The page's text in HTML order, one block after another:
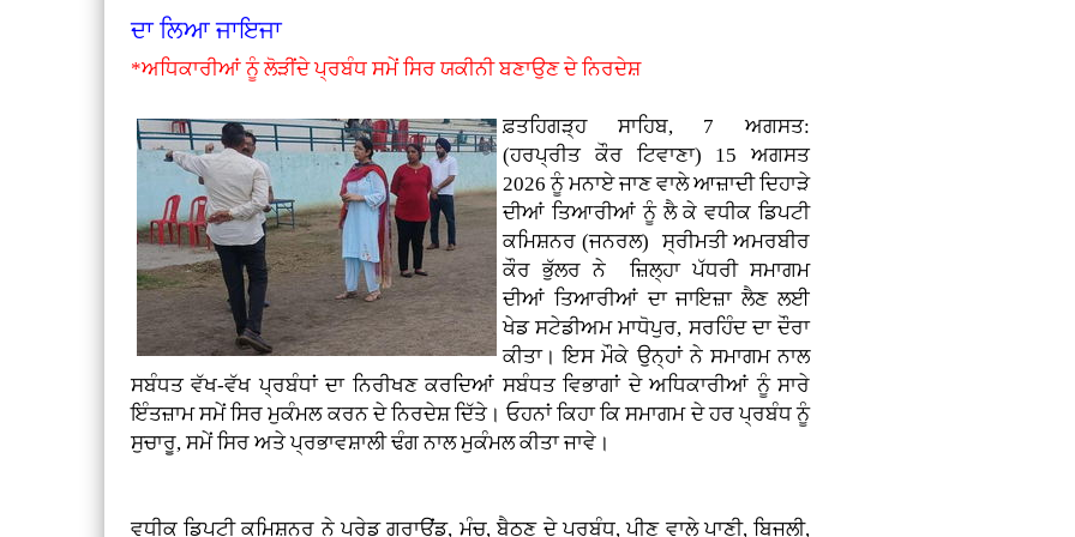
ਦਾ ਲਿਆ ਜਾਇਜਾ
*ਅਧਿਕਾਰੀਆਂ ਨੂੰ ਲੋੜੀਂਦੇ ਪ੍ਰਬੰਧ ਸਮੇਂ ਸਿਰ ਯਕੀਨੀ ਬਣਾਉਣ ਦੇ ਨਿਰਦੇਸ਼
ਫ਼ਤਹਿਗੜ੍ਹ ਸਾਹਿਬ, 7 ਅਗਸਤ:
(ਹਰਪ੍ਰੀਤ ਕੌਰ ਟਿਵਾਣਾ) 15 ਅਗਸਤ
2026 ਨੂੰ ਮਨਾਏ ਜਾਣ ਵਾਲੇ ਆਜ਼ਾਦੀ ਦਿਹਾੜੇ
ਦੀਆਂ ਤਿਆਰੀਆਂ ਨੂੰ ਲੈ ਕੇ ਵਧੀਕ ਡਿਪਟੀ
ਕਮਿਸ਼ਨਰ (ਜਨਰਲ) ਸ੍ਰੀਮਤੀ ਅਮਰਬੀਰ
ਕੌਰ ਭੁੱਲਰ ਨੇ ਜ਼ਿਲ੍ਹਾ ਪੱਧਰੀ ਸਮਾਗਮ
ਦੀਆਂ ਤਿਆਰੀਆਂ ਦਾ ਜਾਇਜ਼ਾ ਲੈਣ ਲਈ
ਖੇਡ ਸਟੇਡੀਅਮ ਮਾਧੋਪੁਰ, ਸਰਹਿੰਦ ਦਾ ਦੌਰਾ
ਕੀਤਾ। ਇਸ ਮੌਕੇ ਉਨ੍ਹਾਂ ਨੇ ਸਮਾਗਮ ਨਾਲ
ਸਬੰਧਤ ਵੱਖ-ਵੱਖ ਪ੍ਰਬੰਧਾਂ ਦਾ ਨਿਰੀਖਣ ਕਰਦਿਆਂ ਸਬੰਧਤ ਵਿਭਾਗਾਂ ਦੇ ਅਧਿਕਾਰੀਆਂ ਨੂੰ ਸਾਰੇ
ਇੰਤਜ਼ਾਮ ਸਮੇਂ ਸਿਰ ਮੁਕੰਮਲ ਕਰਨ ਦੇ ਨਿਰਦੇਸ਼ ਦਿੱਤੇ। ਓਹਨਾਂ ਕਿਹਾ ਕਿ ਸਮਾਗਮ ਦੇ ਹਰ ਪ੍ਰਬੰਧ ਨੂੰ
ਸੁਚਾਰੂ, ਸਮੇਂ ਸਿਰ ਅਤੇ ਪ੍ਰਭਾਵਸ਼ਾਲੀ ਢੰਗ ਨਾਲ ਮੁਕੰਮਲ ਕੀਤਾ ਜਾਵੇ।
ਵਧੀਕ ਡਿਪਟੀ ਕਮਿਸ਼ਨਰ ਨੇ ਪਰੇਡ ਗਰਾਊਂਡ, ਮੰਚ, ਬੈਠਣ ਦੇ ਪ੍ਰਬੰਧ, ਪੀਣ ਵਾਲੇ ਪਾਣੀ, ਬਿਜਲੀ,